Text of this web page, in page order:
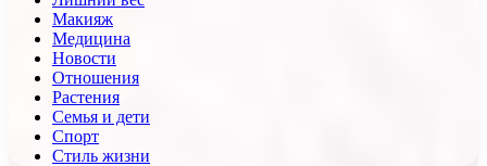
Макияж
Медицина
Новости
Отношения
Растения
Семья и дети
Спорт
Стиль жизни